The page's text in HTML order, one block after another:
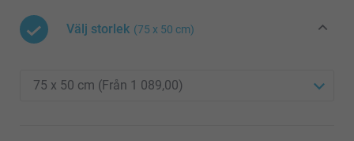
Välj storlek (75 x 50 cm)